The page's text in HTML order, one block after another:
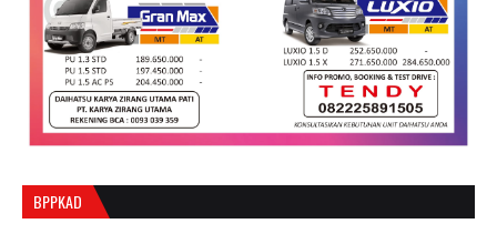
BPPKAD